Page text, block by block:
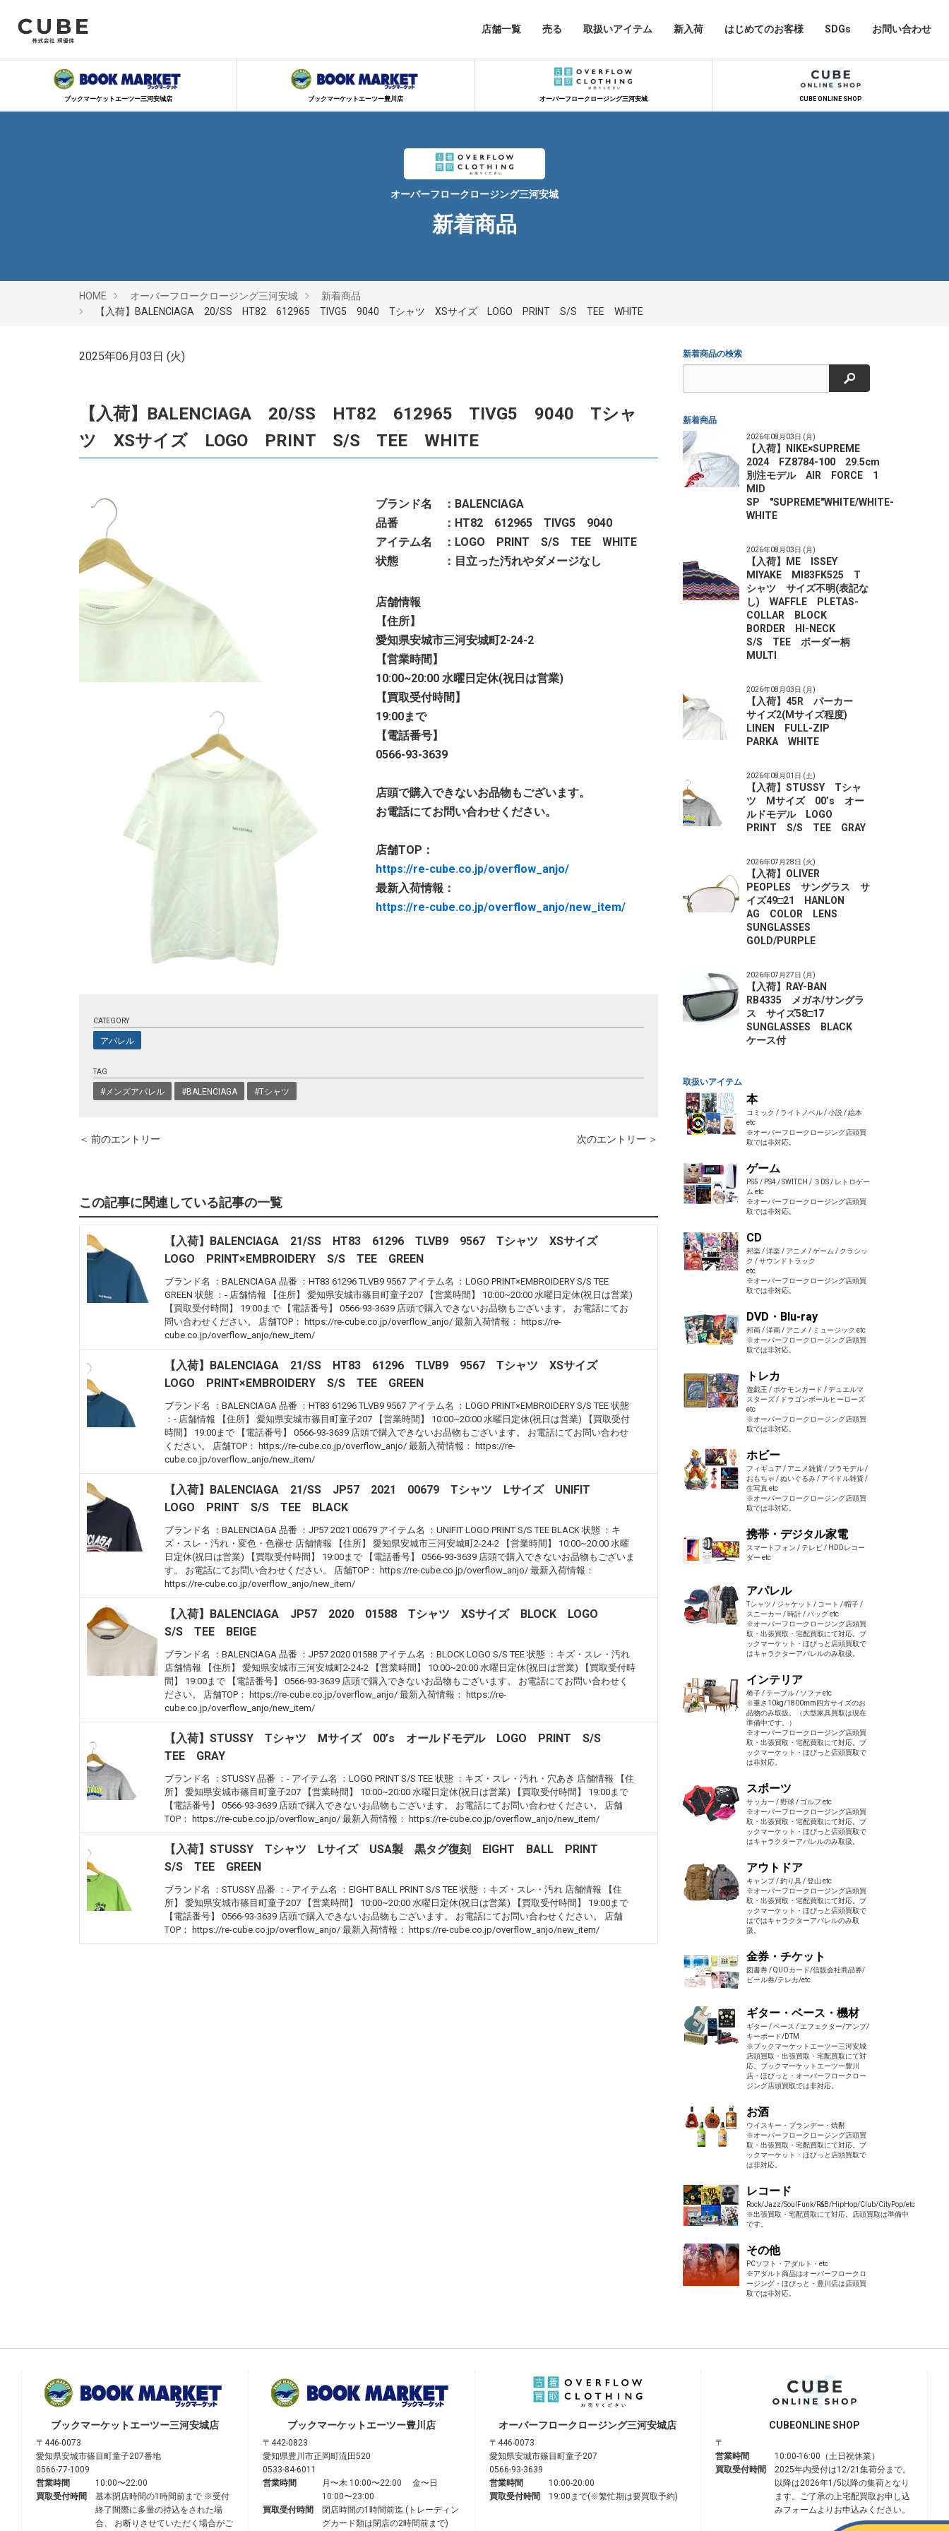
店舗一覧 売る 取扱いアイテム 新入荷 はじめてのお客様 SDGs お問い合わせ
ブックマーケットエーツー三河安城店 ブックマーケットエーツー豊川店 オーバーフロークロージング三河安城 CUBE ONLINE SHOP
オーバーフロークロージング三河安城
新着商品
HOME オーバーフロークロージング三河安城
新着商品
【入荷】BALENCIAGA 20/SS HT82 612965 TIVG5 9040 Tシャツ XSサイズ LOGO PRINT S/S TEE WHITE
2025年06月03日 (火)
【入荷】BALENCIAGA 20/SS HT82 612965 TIVG5 9040 Tシャ
ツ XSサイズ LOGO PRINT S/S TEE WHITE
ブランド名 ：BALENCIAGA
品番 ：HT82 612965 TIVG5 9040
アイテム名 ：LOGO PRINT S/S TEE WHITE
状態 ：目立った汚れやダメージなし
店舗情報
【住所】
愛知県安城市三河安城町2-24-2
【営業時間】
10:00~20:00 水曜日定休(祝日は営業)
【買取受付時間】
19:00まで
【電話番号】
0566-93-3639
店頭で購入できないお品物もございます。
お電話にてお問い合わせください。
店舗TOP：
https://re-cube.co.jp/overflow_anjo/
最新入荷情報：
https://re-cube.co.jp/overflow_anjo/new_item/
CATEGORY
アパレル
TAG
#メンズアパレル #BALENCIAGA #Tシャツ
＜ 前のエントリー 次のエントリー ＞
この記事に関連している記事の一覧
【入荷】BALENCIAGA 21/SS HT83 61296 TLVB9 9567 Tシャツ XSサイズ
LOGO PRINT×EMBROIDERY S/S TEE GREEN
ブランド名 ：BALENCIAGA 品番 ：HT83 61296 TLVB9 9567 アイテム名 ：LOGO PRINT×EMBROIDERY S/S TEE
GREEN 状態 ：- 店舗情報 【住所】 愛知県安城市篠目町童子207 【営業時間】 10:00~20:00 水曜日定休(祝日は営業)
【買取受付時間】 19:00まで 【電話番号】 0566-93-3639 店頭で購入できないお品物もございます。 お電話にてお
問い合わせください。 店舗TOP： https://re-cube.co.jp/overflow_anjo/ 最新入荷情報： https://re-
cube.co.jp/overflow_anjo/new_item/
【入荷】BALENCIAGA 21/SS HT83 61296 TLVB9 9567 Tシャツ XSサイズ
LOGO PRINT×EMBROIDERY S/S TEE GREEN
ブランド名 ：BALENCIAGA 品番 ：HT83 61296 TLVB9 9567 アイテム名 ：LOGO PRINT×EMBROIDERY S/S TEE 状態
：- 店舗情報 【住所】 愛知県安城市篠目町童子207 【営業時間】 10:00~20:00 水曜日定休(祝日は営業) 【買取受付
時間】 19:00まで 【電話番号】 0566-93-3639 店頭で購入できないお品物もございます。 お電話にてお問い合わせ
ください。 店舗TOP： https://re-cube.co.jp/overflow_anjo/ 最新入荷情報： https://re-
cube.co.jp/overflow_anjo/new_item/
【入荷】BALENCIAGA 21/SS JP57 2021 00679 Tシャツ Lサイズ UNIFIT
LOGO PRINT S/S TEE BLACK
ブランド名 ：BALENCIAGA 品番 ：JP57 2021 00679 アイテム名 ：UNIFIT LOGO PRINT S/S TEE BLACK 状態 ：キ
ズ・スレ・汚れ・変色・色褪せ 店舗情報 【住所】 愛知県安城市三河安城町2-24-2 【営業時間】 10:00~20:00 水曜
日定休(祝日は営業) 【買取受付時間】 19:00まで 【電話番号】 0566-93-3639 店頭で購入できないお品物もございま
す。 お電話にてお問い合わせください。 店舗TOP： https://re-cube.co.jp/overflow_anjo/ 最新入荷情報：
https://re-cube.co.jp/overflow_anjo/new_item/
【入荷】BALENCIAGA JP57 2020 01588 Tシャツ XSサイズ BLOCK LOGO
S/S TEE BEIGE
ブランド名 ：BALENCIAGA 品番 ：JP57 2020 01588 アイテム名 ：BLOCK LOGO S/S TEE 状態 ：キズ・スレ・汚れ
店舗情報 【住所】 愛知県安城市三河安城町2-24-2 【営業時間】 10:00~20:00 水曜日定休(祝日は営業) 【買取受付時
間】 19:00まで 【電話番号】 0566-93-3639 店頭で購入できないお品物もございます。 お電話にてお問い合わせく
ださい。 店舗TOP： https://re-cube.co.jp/overflow_anjo/ 最新入荷情報： https://re-
cube.co.jp/overflow_anjo/new_item/
【入荷】STUSSY Tシャツ Mサイズ 00’s オールドモデル LOGO PRINT S/S
TEE GRAY
ブランド名 ：STUSSY 品番 ：- アイテム名 ：LOGO PRINT S/S TEE 状態 ：キズ・スレ・汚れ・穴あき 店舗情報 【住
所】 愛知県安城市篠目町童子207 【営業時間】 10:00~20:00 水曜日定休(祝日は営業) 【買取受付時間】 19:00まで
【電話番号】 0566-93-3639 店頭で購入できないお品物もございます。 お電話にてお問い合わせください。 店舗
TOP： https://re-cube.co.jp/overflow_anjo/ 最新入荷情報： https://re-cube.co.jp/overflow_anjo/new_item/
【入荷】STUSSY Tシャツ Lサイズ USA製 黒タグ復刻 EIGHT BALL PRINT
S/S TEE GREEN
ブランド名 ：STUSSY 品番 ：- アイテム名 ：EIGHT BALL PRINT S/S TEE 状態 ：キズ・スレ・汚れ 店舗情報 【住
所】 愛知県安城市篠目町童子207 【営業時間】 10:00~20:00 水曜日定休(祝日は営業) 【買取受付時間】 19:00まで
【電話番号】 0566-93-3639 店頭で購入できないお品物もございます。 お電話にてお問い合わせください。 店舗
TOP： https://re-cube.co.jp/overflow_anjo/ 最新入荷情報： https://re-cube.co.jp/overflow_anjo/new_item/
新着商品の検索
検索
新着商品
2026年08月03日 (月)
【入荷】NIKE×SUPREME
2024 FZ8784-100 29.5cm
別注モデル AIR FORCE 1
MID
SP "SUPREME"WHITE/WHITE-
WHITE
2026年08月03日 (月)
【入荷】ME ISSEY
MIYAKE MI83FK525 T
シャツ サイズ不明(表記な
し) WAFFLE PLETAS-
COLLAR BLOCK
BORDER HI-NECK
S/S TEE ボーダー柄
MULTI
2026年08月03日 (月)
【入荷】45R パーカー
サイズ2(Mサイズ程度)
LINEN FULL-ZIP
PARKA WHITE
2026年08月01日 (土)
【入荷】STUSSY Tシャ
ツ Mサイズ 00’s オー
ルドモデル LOGO
PRINT S/S TEE GRAY
2026年07月28日 (火)
【入荷】OLIVER
PEOPLES サングラス サ
イズ49□21 HANLON
AG COLOR LENS
SUNGLASSES
GOLD/PURPLE
2026年07月27日 (月)
【入荷】RAY-BAN
RB4335 メガネ/サングラ
ス サイズ58□17
SUNGLASSES BLACK
ケース付
取扱いアイテム
本
コミック / ライトノベル / 小説 / 絵本
etc
※オーバーフロークロージング店頭買
取では非対応。
ゲーム
PS5 / PS4 / SWITCH / ３DS / レトロゲー
ム etc
※オーバーフロークロージング店頭買
取では非対応。
CD
邦楽 / 洋楽 / アニメ / ゲーム / クラシッ
ク / サウンドトラック
etc
※オーバーフロークロージング店頭買
取では非対応。
DVD・Blu-ray
邦画 / 洋画 / アニメ / ミュージック etc
※オーバーフロークロージング店頭買
取では非対応。
トレカ
遊戯王 / ポケモンカード / デュエルマ
スターズ / ドラゴンボールヒーローズ
etc
※オーバーフロークロージング店頭買
取では非対応。
ホビー
フィギュア / アニメ雑貨 / プラモデル /
おもちゃ / ぬいぐるみ / アイドル雑貨 /
生写真 etc
※オーバーフロークロージング店頭買
取では非対応。
携帯・デジタル家電
スマートフォン / テレビ / HDDレコー
ダー etc
アパレル
Tシャツ / ジャケット / コート / 帽子 /
スニーカー / 時計 / バッグ etc
※オーバーフロークロージング店頭買
取・出張買取・宅配買取にて対応。ブ
ックマーケット・ほびっと店頭買取で
はキャラクターアパレルのみ取扱。
インテリア
椅子 / テーブル / ソファ etc
※重さ10kg/1800mm四方サイズのお
品物のみ取扱。（大型家具買取は現在
準備中です。）
※オーバーフロークロージング店頭買
取・出張買取・宅配買取にて対応。ブ
ックマーケット・ほびっと店頭買取で
は非対応。
スポーツ
サッカー / 野球 / ゴルフ etc
※オーバーフロークロージング店頭買
取・出張買取・宅配買取にて対応。ブ
ックマーケット・ほびっと店頭買取で
はキャラクターアパレルのみ取扱。
アウトドア
キャンプ / 釣り具 / 登山 etc
※オーバーフロークロージング店頭買
取・出張買取・宅配買取にて対応。ブ
ックマーケット・ほびっと店頭買取で
はではキャラクターアパレルのみ取
扱。
金券・チケット
図書券 / QUOカード/信販会社商品券/
ビール券/テレカ/etc
ギター・ベース・機材
ギター / ベース / エフェクター/アンプ/
キーボード/DTM
※ブックマーケットエーツー三河安城
店頭買取・出張買取・宅配買取にて対
応。ブックマーケットエーツー豊川
店・ほびっと・オーバーフロークロー
ジング店頭買取では非対応。
お酒
ウイスキー・ブランデー・焼酎
※オーバーフロークロージング店頭買
取・出張買取・宅配買取にて対応。ブ
ックマーケット・ほびっと店頭買取で
は非対応。
レコード
Rock/Jazz/SoulFunk/R&B/HipHop/Club/CityPop/etc
※出張買取・宅配買取にて対応。店頭買取は準備中
です。
その他
PCソフト・アダルト・etc
※アダルト商品はオーバーフロークロ
ージング・ほびっと・豊川店は店頭買
取では非対応。
ブックマーケットエーツー三河安城店
〒446-0073
愛知県安城市篠目町童子207番地
0566-77-1009
営業時間
10:00〜22:00
買取受付時間
基本閉店時間の1時間前まで ※受付
終了間際に多量の持込をされた場
合、 お断りさせていただく場合がご
ブックマーケットエーツー豊川店
〒442-0823
愛知県豊川市正岡町流田520
0533-84-6011
営業時間
月〜木 10:00〜22:00 金〜日
10:00〜23:00
買取受付時間
閉店時間の1時間前迄 (トレーディン
グカード類は閉店の2時間前まで)
オーバーフロークロージング三河安城店
〒446-0073
愛知県安城市篠目町童子207
0566-93-3639
営業時間
10:00-20:00
買取受付時間
19:00まで(※繁忙期は要買取予約)
CUBEONLINE SHOP
〒
営業時間
10:00-16:00（土日祝休業）
買取受付時間
2025年内受付は12/21集荷分まで。
以降は2026年1/5以降の集荷となり
ます。ご了承の上宅配買取お申し込
みフォームよりお申込みください。